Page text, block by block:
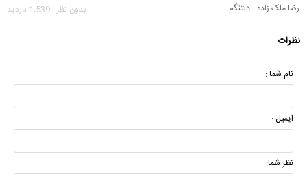
رضا ملک زاده - دلتنگم
بدون نظر | 1,539 بازدید
نظرات
نام شما :
ایمیل :
نظر شما: